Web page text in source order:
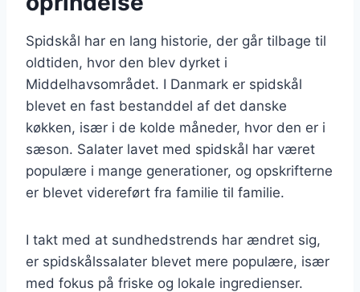
Spidskål har en lang historie, der går tilbage til
oldtiden, hvor den blev dyrket i
Middelhavsområdet. I Danmark er spidskål
blevet en fast bestanddel af det danske
køkken, især i de kolde måneder, hvor den er i
sæson. Salater lavet med spidskål har været
populære i mange generationer, og opskrifterne
er blevet videreført fra familie til familie.
I takt med at sundhedstrends har ændret sig,
er spidskålssalater blevet mere populære, især
med fokus på friske og lokale ingredienser.